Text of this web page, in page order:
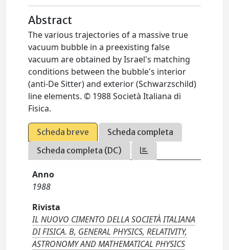
Abstract
The various trajectories of a massive true
vacuum bubble in a preexisting false
vacuum are obtained by Israel's matching
conditions between the bubble's interior
(anti-De Sitter) and exterior (Schwarzschild)
line elements. © 1988 Società Italiana di
Fisica.
Scheda breve
Scheda completa
Scheda completa (DC)
Anno
1988
Rivista
IL NUOVO CIMENTO DELLA SOCIETÀ ITALIANA
DI FISICA. B, GENERAL PHYSICS, RELATIVITY,
ASTRONOMY AND MATHEMATICAL PHYSICS